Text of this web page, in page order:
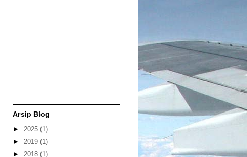
Arsip Blog
► 2025 (1)
► 2019 (1)
► 2018 (1)